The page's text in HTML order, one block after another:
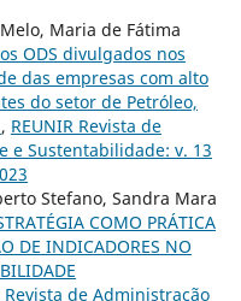
Maria de Fátima
ODS divulgados nos
das empresas com alto
do setor de Petróleo,
, REUNIR Revista de
e Sustentabilidade: v. 13
Stefano, Sandra Mara
COMO PRÁTICA
DE INDICADORES NO
Revista de Administração